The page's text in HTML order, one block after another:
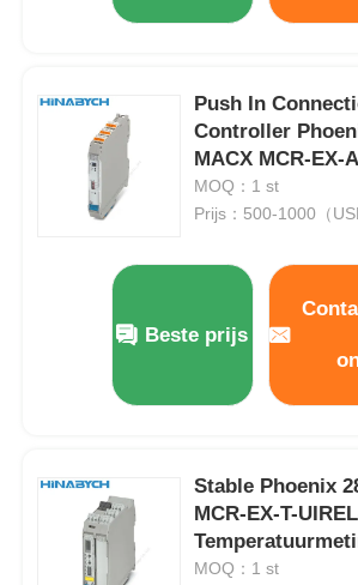
Push In
Controller
MACX MCR-EX-
Compact
MOQ：1 st
Prijs：500-1000（
Beste prijs
Stable Phoenix
MCR-EX-T-
Push In
MOQ：1 st